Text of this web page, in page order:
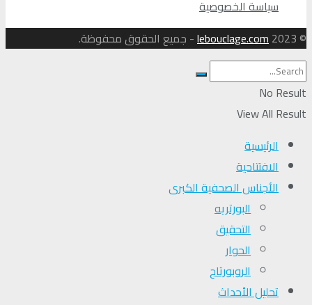
سياسة الخصوصية
© 2023
lebouclage.com- جميع الحقوق محفوظة.
No Result
View All Result
الرئيسية
الافتتاحية
الأجناس الصحفية الكبرى
البورتريه
التحقیق
الحوار
الروبورتاج
تحلیل الأحداث